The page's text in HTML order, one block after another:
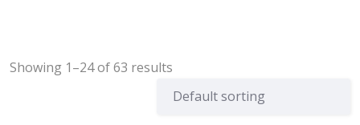
Showing 1–24 of 63 results